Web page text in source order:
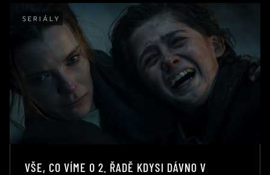
SERIÁLY
VŠE, CO VÍME O 2. ŘADĚ KDYSI DÁVNO V